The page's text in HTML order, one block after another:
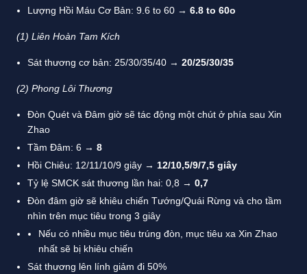
Lượng Hồi Máu Cơ Bản: 9.6 to 60 → 6.8 to 60o
(1) Liên Hoàn Tam Kích
Sát thương cơ bản: 25/30/35/40 → 20/25/30/35
(2) Phong Lôi Thương
Đòn Quét và Đâm giờ sẽ tác động một chút ở phía sau Xin
Zhao
Tầm Đâm: 6 → 8
Hồi Chiêu: 12/11/10/9 giây → 12/10,5/9/7,5 giây
Tỷ lệ SMCK sát thương lần hai: 0,8 → 0,7
Đòn đâm giờ sẽ khiêu chiến Tướng/Quái Rừng và cho tầm
nhìn trên mục tiêu trong 3 giây
Nếu có nhiều mục tiêu trúng đòn, mục tiêu xa Xin Zhao
nhất sẽ bị khiêu chiến
Sát thương lên lính giảm đi 50%